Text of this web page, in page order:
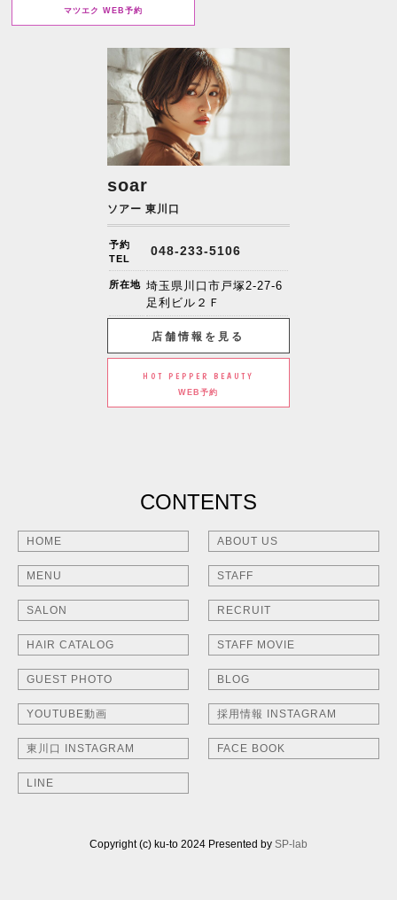
マツエク WEB予約
soar
ソアー 東川口
予約
TEL
048-233-5106
所在地 埼玉県川口市戸塚2-27-6
足利ビル２Ｆ
店舗情報を見る
HOT PEPPER BEAUTY
WEB予約
CONTENTS
HOME ABOUT US
MENU STAFF
SALON RECRUIT
HAIR CATALOG STAFF MOVIE
GUEST PHOTO BLOG
YOUTUBE動画 採用情報 INSTAGRAM
東川口 INSTAGRAM FACE BOOK
LINE
Copyright (c) ku-to 2024 Presented by SP-lab